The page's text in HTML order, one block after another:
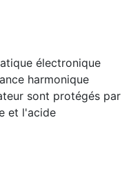
électronique
harmonique
sont protégés par
et l'acide